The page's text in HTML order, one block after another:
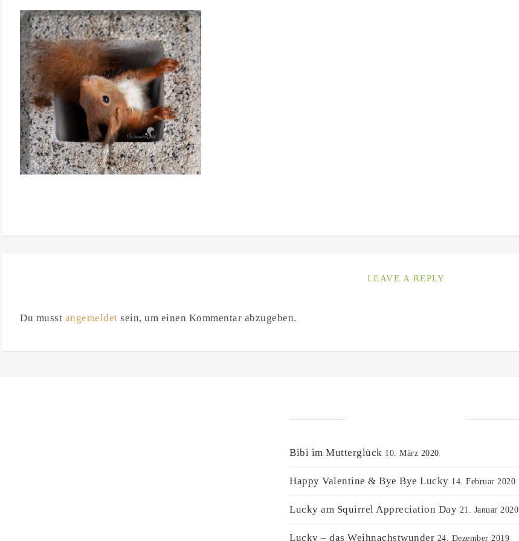
LEAVE A REPLY
Du musst angemeldet sein, um einen Kommentar abzugeben.
Bibi im Mutterglück 10. März 2020
Happy Valentine & Bye Bye Lucky 14. Februar 2020
Lucky am Squirrel Appreciation Day 21. Januar 2020
Lucky – das Weihnachstwunder 24. Dezember 2019